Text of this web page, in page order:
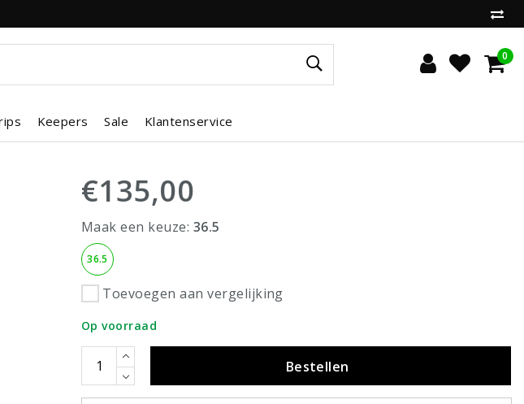
0
Keepers Sale Klantenservice
€135,00
Maak een keuze: 36.5
36.5
Toevoegen aan vergelijking
Op voorraad
Bestellen